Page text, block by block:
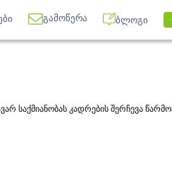
გამოწერა ბლოგი
საქმიანობას კადრების შერჩევა